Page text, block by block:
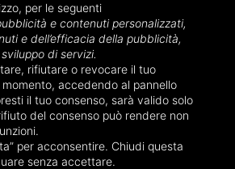
per le seguenti
e contenuti personalizzati,
e dell’efficacia della pubblicità,
di servizi.
rifiutare o revocare il tuo
accedendo al pannello
il tuo consenso, sarà valido solo
del consenso può rendere non
per acconsentire. Chiudi questa
senza accettare.
bimbo una scorta di latte
buon drenaggio del seno. Il
venduto in 60 Paesi del
in virtù anche dei
riconoscimenti importanti
degli anni. I tiralatte Mam sono
tipologie: